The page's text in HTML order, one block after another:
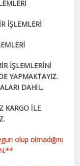
İŞLEMLERİ
İŞLEMLERİNİ
YAPMAKTAYIZ.
DAHİL.
KARGO İLE
olup olmadığını